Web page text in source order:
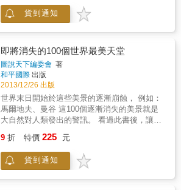
與驚人的能量及鼓勵！ & ◇這不只是一本分享
旅程的背包客故事，更是一本真誠的內在記
錄，引發你我深度思考人生，而激勵人心的正
心靈小語，將旅程中的體悟無私分享，讓你在
「人生」這趟旅行路上，隨時可以用來補充勇
氣！
展。 尋訪之旅：尋幽探訪賞奇觀，改變視野，
感悟大自然的瑰麗神奇。 忘憂之旅：心靈小
憩，忘卻俗慮紛擾，尋幽探訪達到物我相忘的
境界。 減壓之旅：逃離職場、逃離城市、逃離
生活，來一場徹底療養心靈的減壓之旅。 & 看
平民理財教主劉憶如最生活的一面，看她如何
運用每一趟「輕旅行」，找到重新再出發的生
命力。
舊閃閃發光&hellip;&hellip; 梁旅珠的旅遊足跡
遍及世界各個角落，她不走蜻蜓點水似的多點
行經歷，一旦塵封入已然過於豐富擁擠的記憶
庫中，終將隨著時間逝去，逐漸褪色；於是她
提筆寫下旅行中的故事篇章，讓這些記憶透過
文字，繼續散發光芒。 讓我們跟著梁旅珠，一
起慢遊世界。 輯一 移動的風景 地圖上幾千公
里的穿梭，雲端或鐵軌、大海或柏油路， 我在
移動中尋找窗外那片風景。 輯二 城市想像 每
座城市所給我的第一印象不一定都是美麗的，
但在細細品味後， 總是能找到屬於她自己的一
瞬間的獵補，還是鄉間田園悠閒自在的歇息，
動物們不在意人類的眼光，過著牠們的小日
子。 輯四 日常的嘉年華 旅行不也算是日常生
貨到通知
即將消失的100個世界最美天堂
圖說天下編委會 著
和平國際 出版
2013/12/26 出版
世界末日開始於這些美景的逐漸崩蝕， 例如：
馬爾地夫、曼谷 這100個逐漸消失的美景就是
大自然對人類發出的警訊。 看過此書後，讓我
& ※東森新聞曾推出《消失中的奇景》節目，
採訪世界各地逐漸消失的美景，展現關懷地球
&& 的情感。以目前環保議題超級興盛的氛圍底
9 折 特價 225 元
貨到通知